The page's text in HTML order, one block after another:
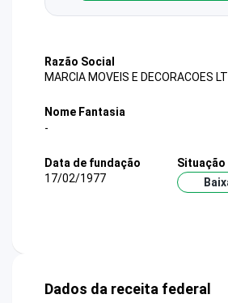
Razão Social
MARCIA MOVEIS E DECORACOES
Nome Fantasia
-
Data de fundação
17/02/1977
Situação
Dados da receita federal